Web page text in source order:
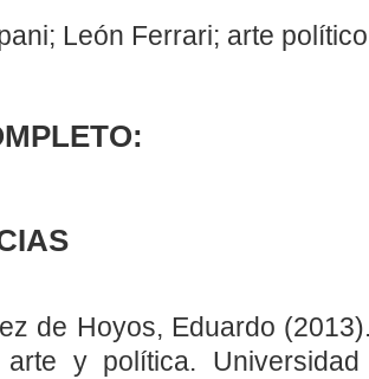
León Ferrari; arte
de Hoyos, Eduardo
arte y política.